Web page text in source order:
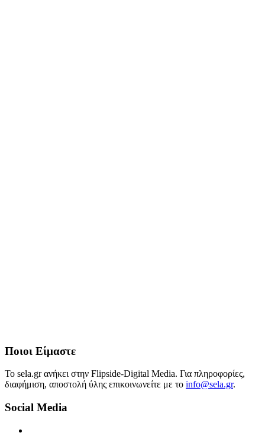
Ποιοι Είμαστε
Το sela.gr ανήκει στην Flipside-Digital Media. Για πληροφορίες,
διαφήμιση, αποστολή ύλης επικοινωνείτε με το info@sela.gr.
Social Media